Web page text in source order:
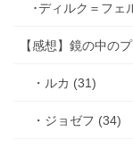
･ディルク＝フェ
【感想】鏡の中の
・ルカ (31)
・ジョゼフ (34)